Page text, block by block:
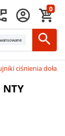
0
ciśnienia